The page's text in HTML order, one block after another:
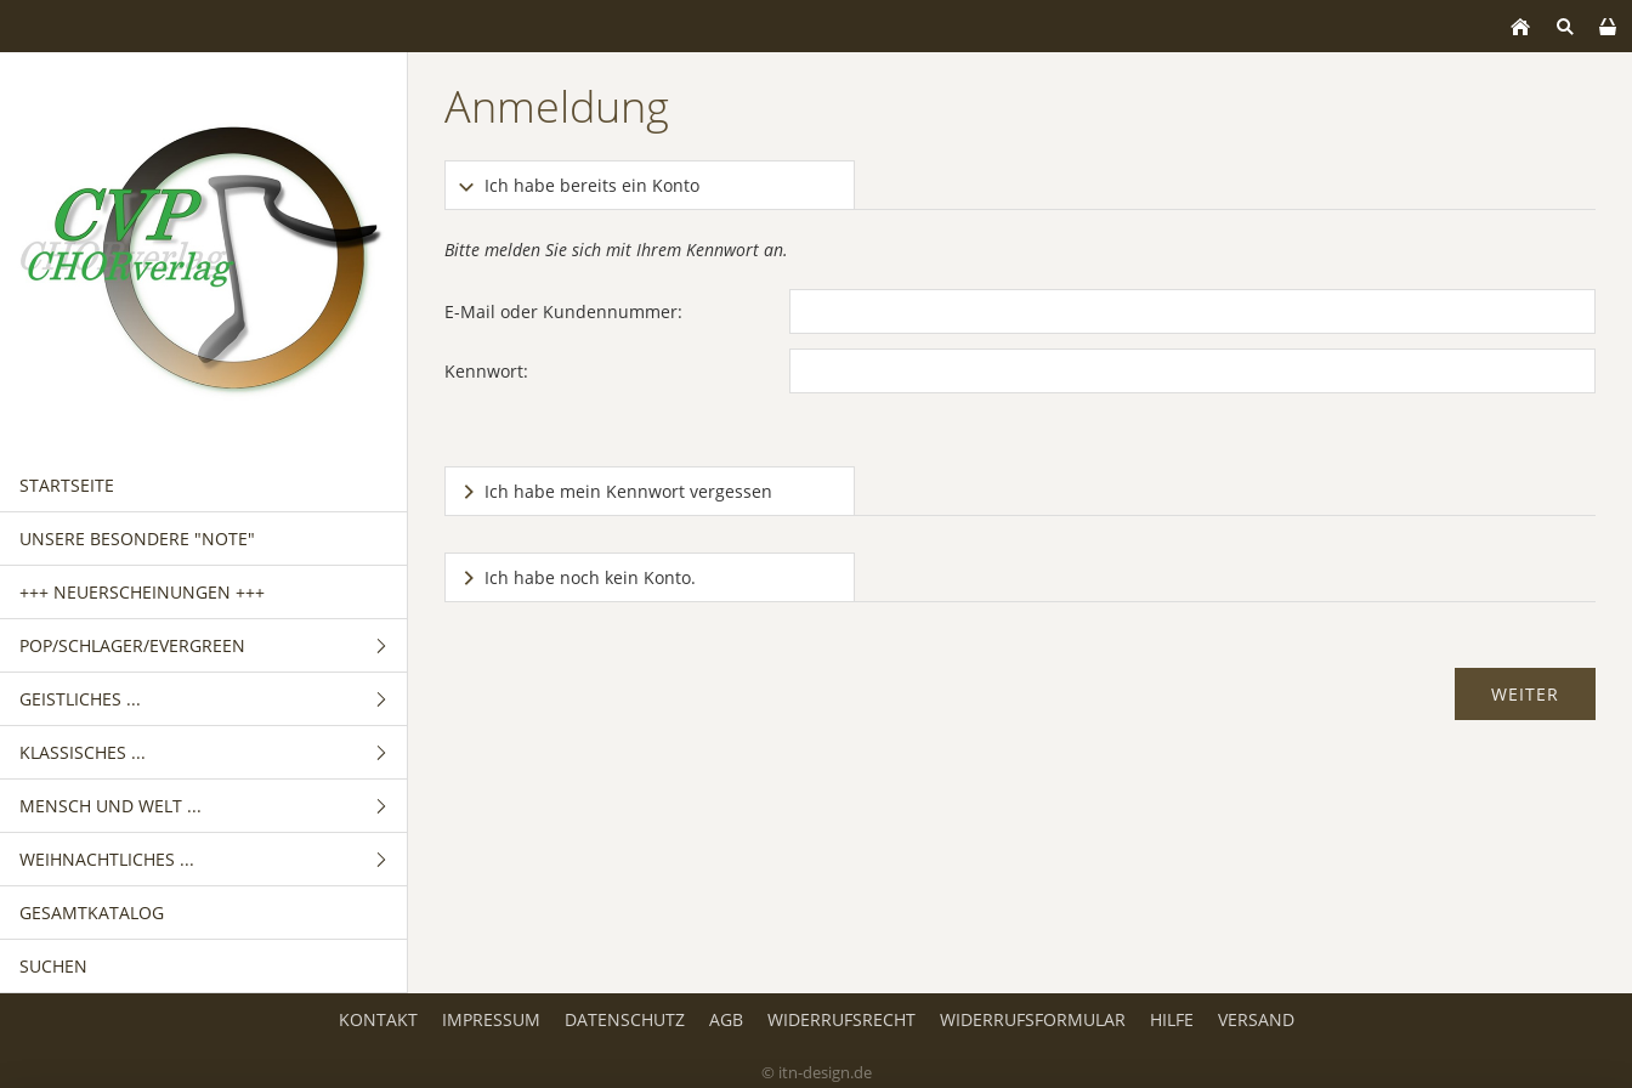
STARTSEITE
UNSERE BESONDERE "NOTE"
+++ NEUERSCHEINUNGEN +++
POP/SCHLAGER/EVERGREEN
GEMISCHTER CHOR
FRAUENCHOR
MÄNNERCHOR
GEISTLICHES ...
GEMISCHTER CHOR
FRAUENCHOR
MÄNNERCHOR
KLASSISCHES ...
GEMISCHTER CHOR
FRAUENCHOR
MÄNNERCHOR
MENSCH UND WELT ...
GEMISCHTER CHOR
FRAUENCHOR
MÄNNERCHOR
WEIHNACHTLICHES ...
GEMISCHTER CHOR
FRAUENCHOR
GESAMTKATALOG
SUCHEN
Anmeldung
Ich habe bereits ein Konto
Bitte melden Sie sich mit Ihrem Kennwort an.
E-Mail oder Kundennummer:
Kennwort:
Ich habe mein Kennwort vergessen
Ich habe noch kein Konto.
KONTAKT IMPRESSUM DATENSCHUTZ AGB WIDERRUFSRECHT WIDERRUFSFORMULAR HILFE VERSAND
© itn-design.de